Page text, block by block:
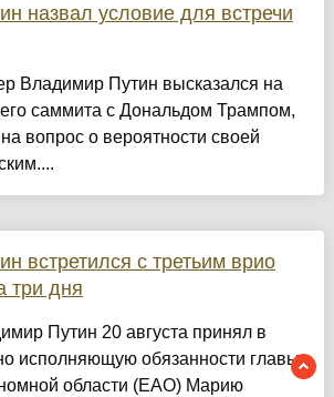
назвал условие для встречи
Владимир Путин высказался на
саммита с Дональдом Трампом,
вопрос о вероятности своей
встретился с третьим врио
три дня
Путин 20 августа принял в
исполняющую обязанности главы
области (ЕАО) Марию